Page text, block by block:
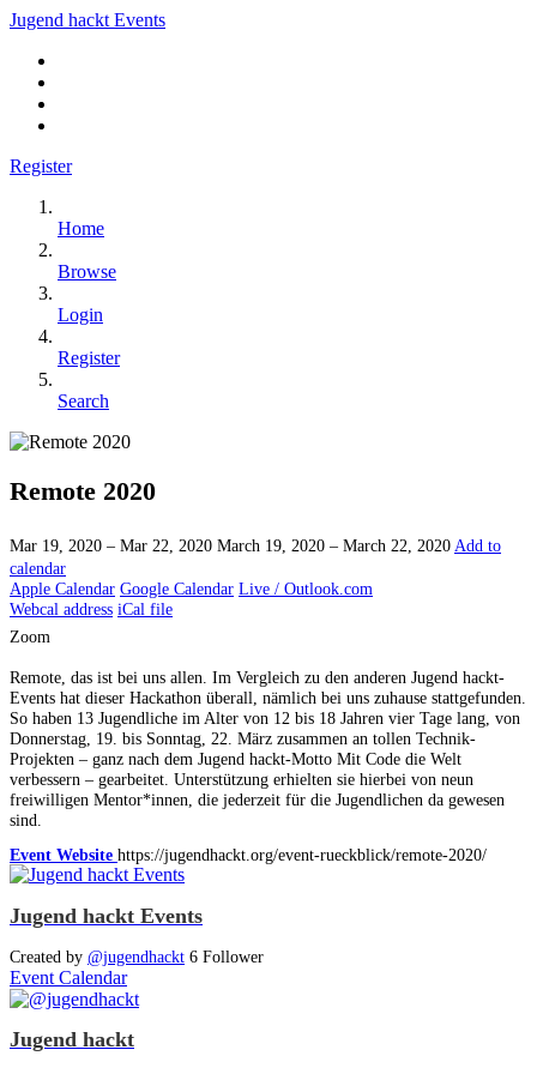
Jugend hackt Events
Register
Home
Browse
Login
Register
Search
Remote 2020
Mar 19, 2020 – Mar 22, 2020 March 19, 2020 – March 22, 2020 Add to
calendar
Apple Calendar Google Calendar Live / Outlook.com
Webcal address iCal file
Zoom
Remote, das ist bei uns allen. Im Vergleich zu den anderen Jugend hackt-
Events hat dieser Hackathon überall, nämlich bei uns zuhause stattgefunden.
So haben 13 Jugendliche im Alter von 12 bis 18 Jahren vier Tage lang, von
Donnerstag, 19. bis Sonntag, 22. März zusammen an tollen Technik-
Projekten – ganz nach dem Jugend hackt-Motto Mit Code die Welt
verbessern – gearbeitet. Unterstützung erhielten sie hierbei von neun
freiwilligen Mentor*innen, die jederzeit für die Jugendlichen da gewesen
sind.
Event Website https://jugendhackt.org/event-rueckblick/remote-2020/
Jugend hackt Events
Created by @jugendhackt 6 Follower
Event Calendar
Jugend hackt